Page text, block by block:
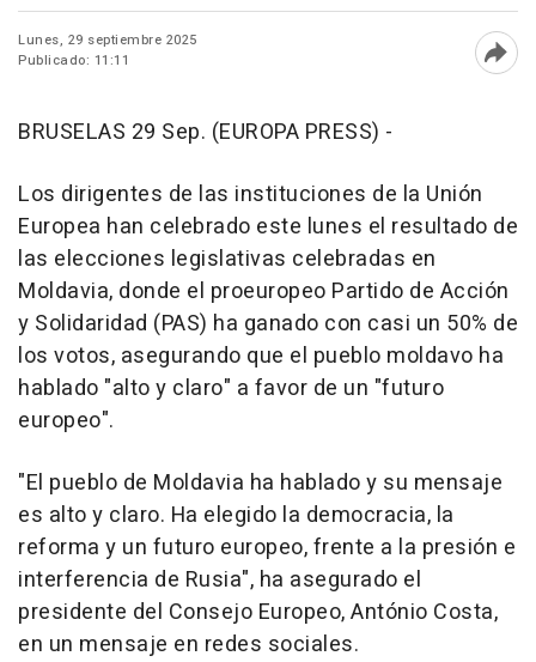
Lunes, 29 septiembre 2025
Publicado: 11:11
BRUSELAS 29 Sep. (EUROPA PRESS) -
Los dirigentes de las instituciones de la Unión
Europea han celebrado este lunes el resultado de
las elecciones legislativas celebradas en
Moldavia, donde el proeuropeo Partido de Acción
y Solidaridad (PAS) ha ganado con casi un 50% de
los votos, asegurando que el pueblo moldavo ha
hablado "alto y claro" a favor de un "futuro
europeo".
"El pueblo de Moldavia ha hablado y su mensaje
es alto y claro. Ha elegido la democracia, la
reforma y un futuro europeo, frente a la presión e
interferencia de Rusia", ha asegurado el
presidente del Consejo Europeo, António Costa,
en un mensaje en redes sociales.